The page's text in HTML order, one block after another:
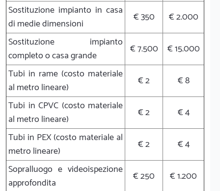
Sostituzione impianto in casa
di medie dimensioni
€ 350
€ 2.000
Sostituzione impianto
completo o casa grande
€ 7.500
€ 15.000
Tubi in rame (costo materiale
al metro lineare)
€ 2
€ 8
Tubi in CPVC (costo materiale
al metro lineare)
€ 2
€ 4
Tubi in PEX (costo materiale al
metro lineare)
€ 2
€ 4
Sopralluogo e videoispezione
approfondita
€ 250
€ 1.200